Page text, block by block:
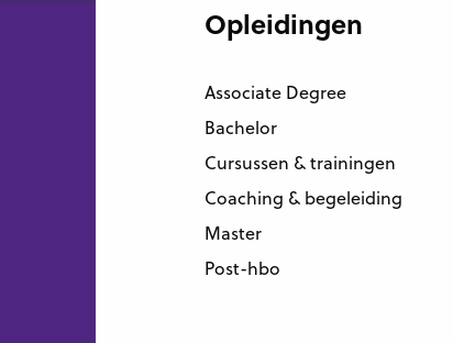
Opleidingen
Associate Degree
Bachelor
Cursussen & trainingen
Coaching & begeleiding
Master
Post-hbo